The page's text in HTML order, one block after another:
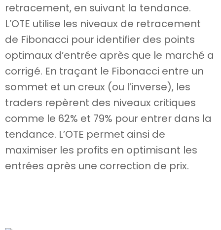
retracement, en suivant la tendance.
L’OTE utilise les niveaux de retracement
de Fibonacci pour identifier des points
optimaux d’entrée après que le marché a
corrigé. En traçant le Fibonacci entre un
sommet et un creux (ou l’inverse), les
traders repèrent des niveaux critiques
comme le 62% et 79% pour entrer dans la
tendance. L’OTE permet ainsi de
maximiser les profits en optimisant les
entrées après une correction de prix.